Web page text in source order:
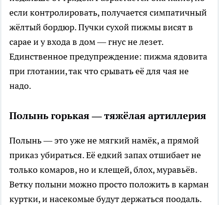
если контролировать, получается симпатичный
жёлтый бордюр. Пучки сухой пижмы висят в
сарае и у входа в дом — гнус не лезет.
Единственное предупреждение: пижма ядовита
при глотании, так что срывать её для чая не
надо.
Полынь горькая — тяжёлая артиллерия
Полынь — это уже не мягкий намёк, а прямой
приказ убираться. Её едкий запах отшибает не
только комаров, но и клещей, блох, муравьёв.
Ветку полыни можно просто положить в карман
куртки, и насекомые будут держаться поодаль.